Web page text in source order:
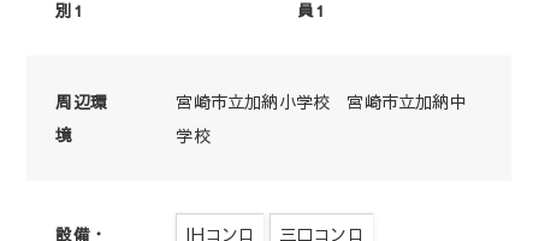
別1
員1
周辺環
境
宮崎市立加納小学校 宮崎市立加納中
学校
設備・
IHコンロ 三口コンロ